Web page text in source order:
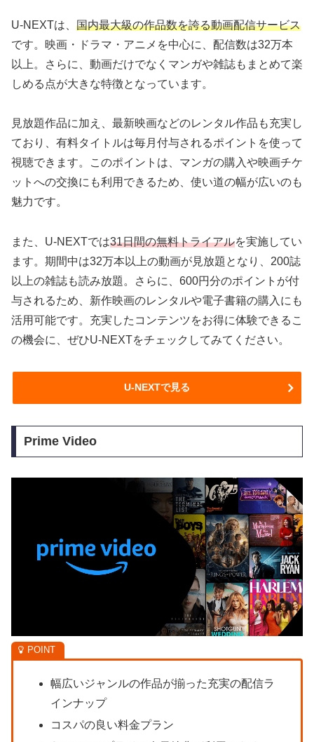
U-NEXTは、 国内最大級の作品数を誇る動画配信サービス
です。映画・ドラマ・アニメを中心に、配信数は32万本
以上。さらに、動画だけでなくマンガや雑誌もまとめて楽
しめる点が大きな特徴となっています。
見放題作品に加え、最新映画などのレンタル作品も充実し
ており、有料タイトルは毎月付与されるポイントを使って
視聴できます。このポイントは、マンガの購入や映画チケ
ットへの交換にも利用できるため、使い道の幅が広いのも
魅力です。
また、U-NEXTでは31日間の無料トライアルを実施してい
ます。期間中は32万本以上の動画が見放題となり、200誌
以上の雑誌も読み放題。さらに、600円分のポイントが付
与されるため、新作映画のレンタルや電子書籍の購入にも
活用可能です。充実したコンテンツをお得に体験できるこ
の機会に、ぜひU-NEXTをチェックしてみてください。
U-NEXTで見る
Prime Video
幅広いジャンルの作品が揃った充実の配信ラ
インナップ
コスパの良い料金プラン